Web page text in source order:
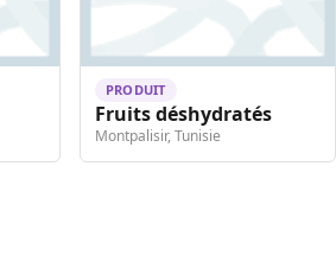
PRODUIT
Fruits déshydratés
Montpalisir, Tunisie